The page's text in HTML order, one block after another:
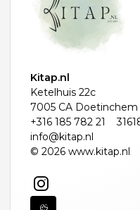
Kitap.nl
Ketelhuis 22c
7005 CA Doetinchem
+316 185 782 21
info@kitap.nl
© 2026 www.kitap.nl